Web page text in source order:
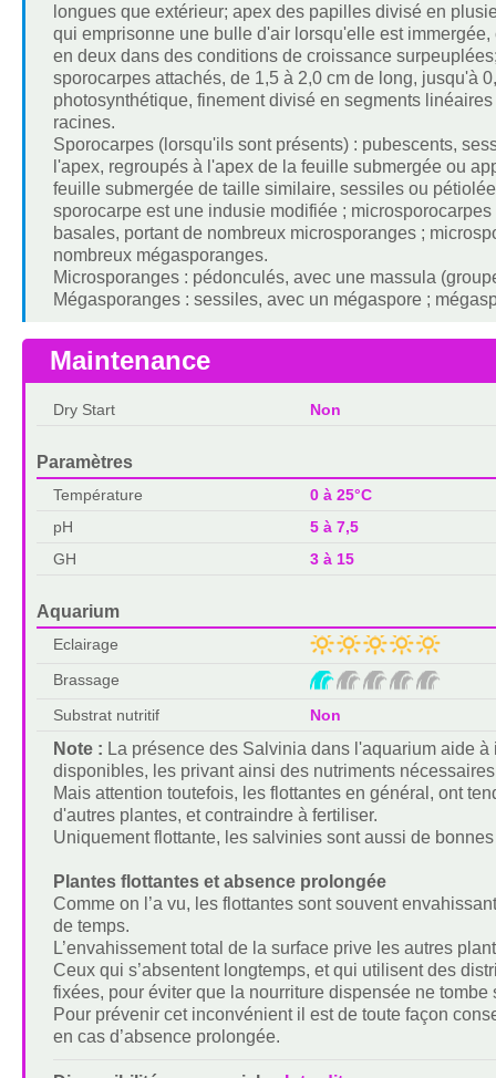
longues que extérieur; apex des papilles divisé en
qui emprisonne une bulle d'air lorsqu'elle est
en deux dans des conditions de croissance
sporocarpes attachés, de 1,5 à 2,0 cm de long, jusqu'à
photosynthétique, finement divisé en segments
racines.
Sporocarpes (lorsqu'ils sont présents) : pubescents,
l'apex, regroupés à l'apex de la feuille submergée ou
feuille submergée de taille similaire, sessiles ou
sporocarpe est une indusie modifiée ;
basales, portant de nombreux microsporanges ;
nombreux mégasporanges.
Microsporanges : pédonculés, avec une massula
Mégasporanges : sessiles, avec un mégaspore ;
Maintenance
Dry Start Non
Paramètres
Température
0 à 25°C
pH
5 à 7,5
GH
3 à 15
Aquarium
Eclairage
Brassage
Substrat nutritif
Non
Note : La présence des Salvinia dans l'aquarium aide
disponibles, les privant ainsi des nutriments
Mais attention toutefois, les flottantes en général, ont
d'autres plantes, et contraindre à fertiliser.
Uniquement flottante, les salvinies sont aussi de
Plantes flottantes et absence prolongée
Comme on l’a vu, les flottantes sont souvent
de temps.
L’envahissement total de la surface prive les autres
Ceux qui s’absentent longtemps, et qui utilisent des
fixées, pour éviter que la nourriture dispensée ne
Pour prévenir cet inconvénient il est de toute façon
en cas d’absence prolongée.